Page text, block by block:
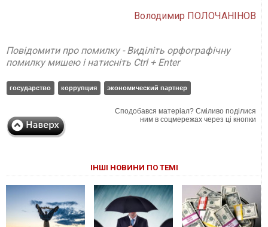
Володимир ПОЛОЧАНІНОВ
Повідомити про помилку - Виділіть орфографічну
помилку мишею і натисніть Ctrl + Enter
государство коррупция экономический партнер
Сподобався матеріал? Сміливо поділися
ним в соцмережах через ці кнопки
ІНШІ НОВИНИ ПО ТЕМІ